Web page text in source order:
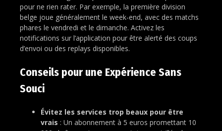
pour ne rien rater. Par exemple, la première division
belge joue généralement le week-end, avec des matchs
phares le vendredi et le dimanche. Activez les
notifications sur l’application pour être alerté des coups
d’envoi ou des replays disponibles.
Conseils pour une Expérience Sans
Souci
Évitez les services trop beaux pour être
vrais : Un abonnement à 5 euros promettant 10